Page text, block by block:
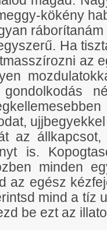
kökény
Ha
az
az
is.
minden
az egész
mind a tíz
be ezt az